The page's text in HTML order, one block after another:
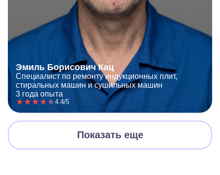
Эмиль Борисович Кац
Специалист по ремонту индукционных плит,
стиральных машин и сушильных машин
3 года опыта
4.4/5
Показать еще